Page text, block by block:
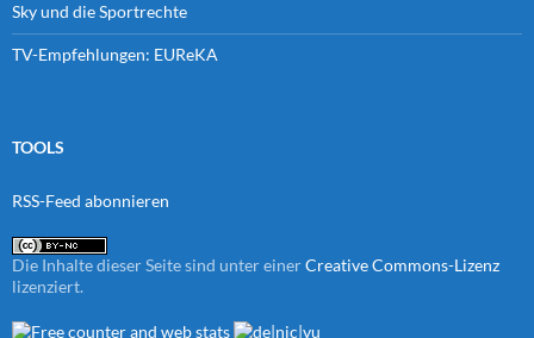
Sky und die Sportrechte
TV-Empfehlungen: EUReKA
TOOLS
RSS-Feed abonnieren
Die Inhalte dieser Seite sind unter einerCreative Commons-Lizenz
lizenziert.